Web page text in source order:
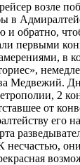
возле
в
и обратно,
первыми
в
Медвежий.
2
от
его
несчастью,